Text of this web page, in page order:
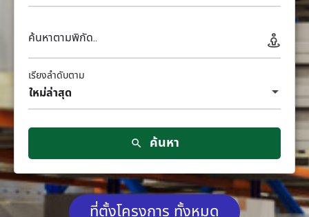
ค้นหาตามพิกัด..
ใหม่ล่าสุด
เรียงลำดับตาม
ค้นหา
ที่ตั้งโครงการ ทั้งหมด